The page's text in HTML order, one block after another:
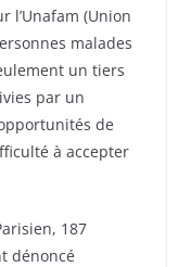
l’Unafam (Union
malades
un tiers
par un
de
à accepter
187
dénoncé